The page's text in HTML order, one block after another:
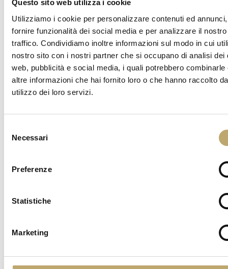
Questo sito web utilizza i cookie
Utilizziamo i cookie per personalizzare contenuti ed
fornire funzionalità dei social media e per analizzare il nostro
traffico. Condividiamo inoltre informazioni sul modo in cui
nostro sito con i nostri partner che si occupano di analisi dei
web, pubblicità e social media, i quali potrebbero combinarle
altre informazioni che hai fornito loro o che hanno raccolto
utilizzo dei loro servizi.
delNecessari
Preferenze
Statistiche
Marketing
ORANGE MOON